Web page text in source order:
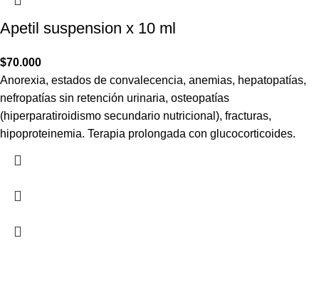
Apetil suspension x 10 ml
$70.000
Anorexia, estados de convalecencia, anemias, hepatopatías,
nefropatías sin retención urinaria, osteopatías
(hiperparatiroidismo secundario nutricional), fracturas,
hipoproteinemia. Terapia prolongada con glucocorticoides.